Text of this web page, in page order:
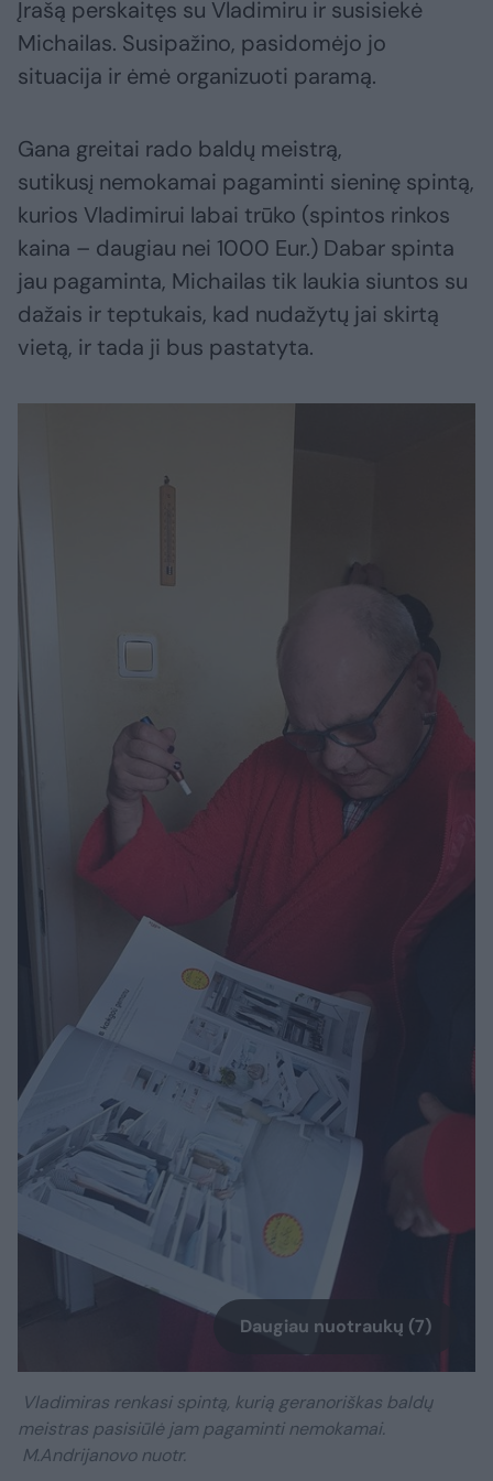
Įrašą perskaitęs su Vladimiru ir susisiekė
Michailas. Susipažino, pasidomėjo jo
situacija ir ėmė organizuoti paramą.
Gana greitai rado baldų meistrą,
sutikusį nemokamai pagaminti sieninę spintą,
kurios Vladimirui labai trūko (spintos rinkos
kaina – daugiau nei 1000 Eur.) Dabar spinta
jau pagaminta, Michailas tik laukia siuntos su
dažais ir teptukais, kad nudažytų jai skirtą
vietą, ir tada ji bus pastatyta.
Daugiau nuotraukų (7)
Vladimiras renkasi spintą, kurią geranoriškas baldų
meistras pasisiūlė jam pagaminti nemokamai.
M.Andrijanovo nuotr.